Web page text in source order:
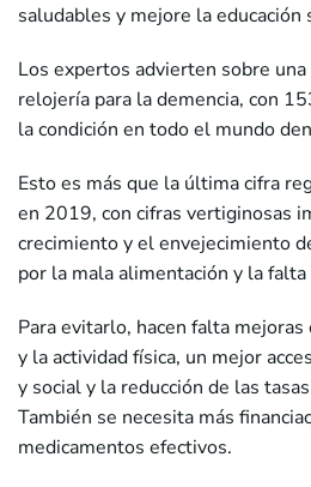
saludables y mejore la educación
Los expertos advierten sobre
relojería para la demencia, con
la condición en todo el mundo
Esto es más que la última cifra
en 2019, con cifras vertiginosas
crecimiento y el envejecimiento
por la mala alimentación y la falta
Para evitarlo, hacen falta
y la actividad física, un mejor
y social y la reducción de las
También se necesita más
medicamentos efectivos.